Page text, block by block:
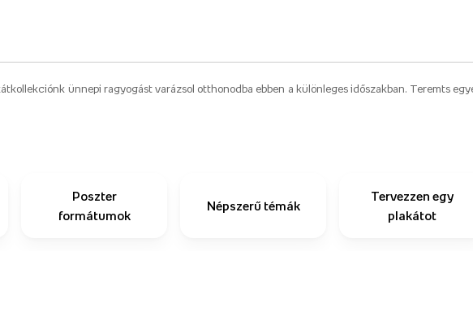
ünnepi ragyogást varázsol otthonodba ebben a különleges időszakban. Teremts
Poszter
formátumok
Népszerű témák
Tervezzen egy
plakátot